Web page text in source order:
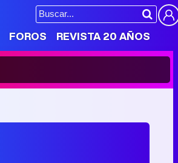
FOROS REVISTA 20 AÑOS